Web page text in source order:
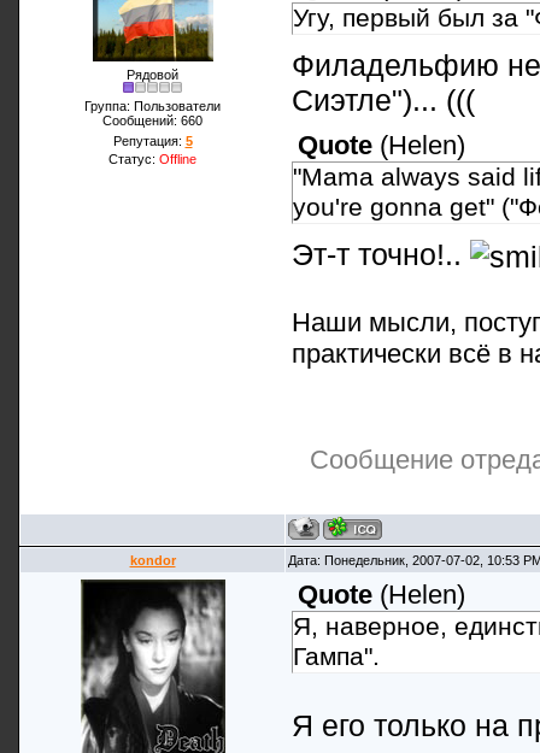
Рядовой
Группа: Пользователи
Сообщений: 660
Репутация: 5
Статус: Offline
Угу, первый был за
Филадельфию не
Сиэтле")... (((
Quote (Helen)
"Mama always said
you're gonna get"
Эт-т точно!..
Наши мысли,
практически всё в
Сообщение
kondor Дата: Понедельник, 2007-07-02, 10:53
Quote (Helen)
Я, наверное,
Гампа".
Я его только на